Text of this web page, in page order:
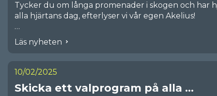
Tycker du om långa promenader i skogen och har
alla hjärtans dag, efterlyser vi vår egen Akelius!
Om oss:
🔦 Vi är en ideell, rikstäckande organisation som
🔦Vi har hundratals aktiva och utbildade volontärer
🔦Vår jour tar emot samtal från oroliga anhöriga
Läs nyheten
10/02/2025
Skicka ett valprogram på alla ...